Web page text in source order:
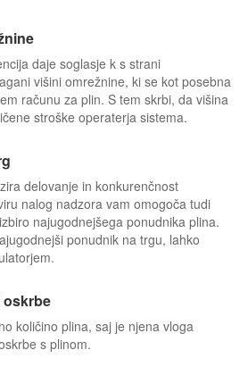
daje soglasje k s strani
višini omrežnine, ki se kot posebna
računu za plin. S tem skrbi, da višina
stroške operaterja sistema.
delovanje in konkurenčnost
nalog nadzora vam omogoča tudi
najugodnejšega ponudnika plina.
ponudnik na trgu, lahko
oskrbe
količino plina, saj je njena vloga
s plinom.